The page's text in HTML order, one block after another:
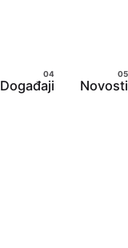
Događaji Novosti